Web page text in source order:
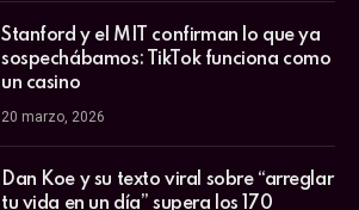
Stanford y el MIT confirman lo que ya
sospechábamos: TikTok funciona como
un casino
20 marzo, 2026
Dan Koe y su texto viral sobre “arreglar
tu vida en un día” supera los 170